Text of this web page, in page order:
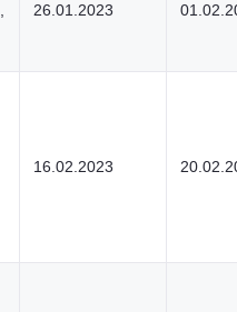
26.01.2023
16.02.2023